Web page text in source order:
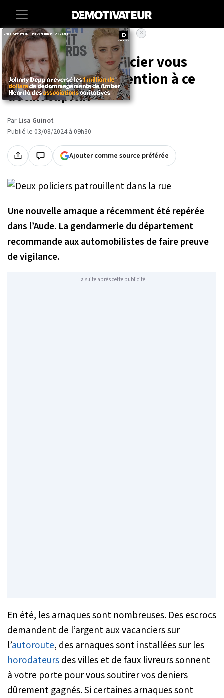
Accueil Vie-pratique
Arnaque : si un policier vous
contrôle, faites attention à ce
détail capital
Par Lisa Guinot
Publié le 03/08/2024 à 09h30
Ajouter comme source préférée
Une nouvelle arnaque a récemment été repérée
dans l’Aude. La gendarmerie du département
recommande aux automobilistes de faire preuve
de vigilance.
La suite après cette publicité
En été, les arnaques sont nombreuses. Des escrocs
demandent de l’argent aux vacanciers sur
l’autoroute, des arnaques sont installées sur les
horodateursdes villes et de faux livreurs sonnent
à votre porte pour vous soutirer vos deniers
dûrement gagnés. Si certaines arnaques sont
×